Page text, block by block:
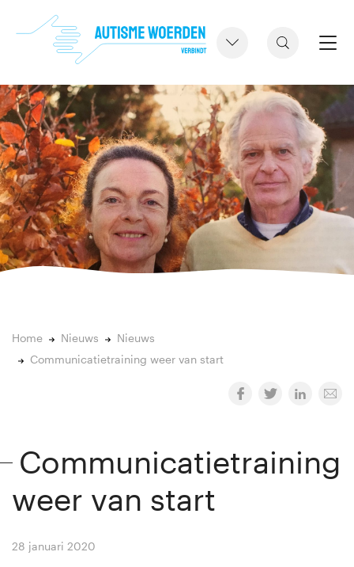
Home Nieuws
Nieuws
Communicatietraining weer van start
Communicatietraining
weer van start
28 januari 2020